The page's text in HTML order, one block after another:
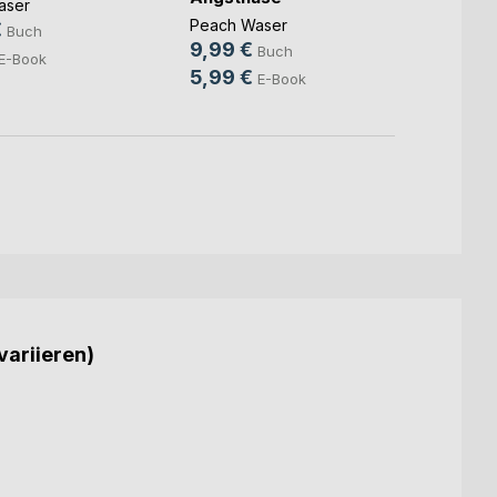
Buch
E-Book
Peach Waser
9,99 € Buch
5,99 € E-Book